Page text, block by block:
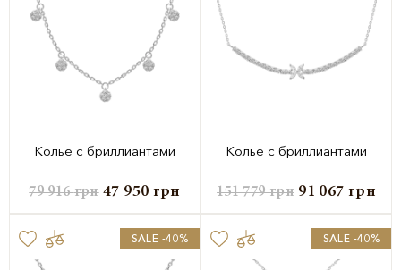
Колье с бриллиантами
79 916грн 47 950 грн
Колье с бриллиантами
151 779грн 91 067 грн
SALE -40% SALE -40%